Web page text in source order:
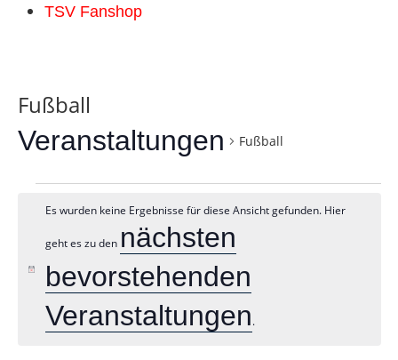
TSV Fanshop
Fußball
Veranstaltungen Fußball
Hinweis
Es wurden keine Ergebnisse für diese Ansicht gefunden. Hier
geht es zu den nächsten
bevorstehenden
Veranstaltungen.